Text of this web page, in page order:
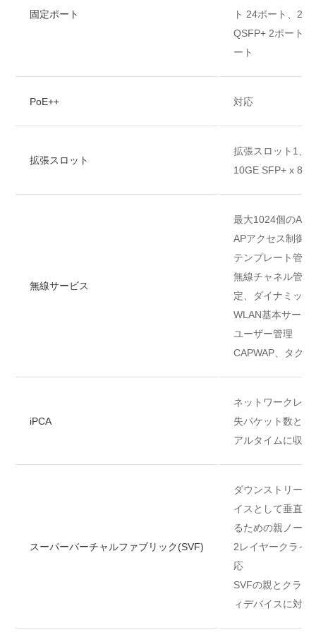
固定ポート
ト 24ポート、
QSFP+ 2ポート
ート
PoE++ 対応
拡張スロット
拡張スロット1、
10GE SFP+ x 8
無線サービス
最大1024個のAP
APアクセス制御
テンプレート管理
無線チャネル管理
定、ダイナミック
WLAN基本サービ
ユーザー管理
CAPWAP、タグ/
iPCA
ネットワークレ
失パケット数と
アルタイムに収集
スーパーバーチャルファブリック(SVF)
ダウンストリー
イスとして垂直
るための親ノード
2レイヤークライ
応
SVFの親とクライ
ィデバイスに対応